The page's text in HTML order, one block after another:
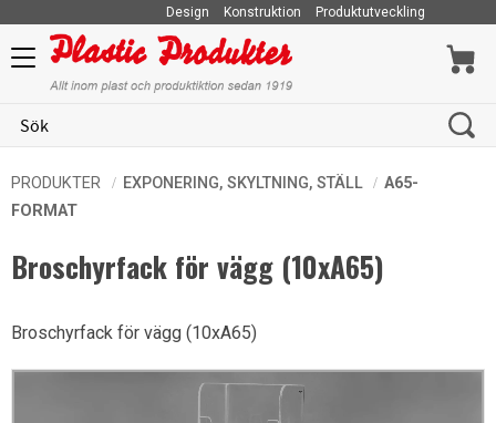
Meny
Design Konstruktion Produktutveckling
PRODUKTER EXPONERING, SKYLTNING, STÄLL
A65-
FORMAT
Broschyrfack för vägg (10xA65)
Broschyrfack för vägg (10xA65)